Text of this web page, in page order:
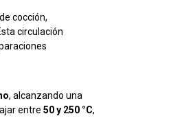
cocción,
circulación
, alcanzando una
entre 50 y 250 °C,